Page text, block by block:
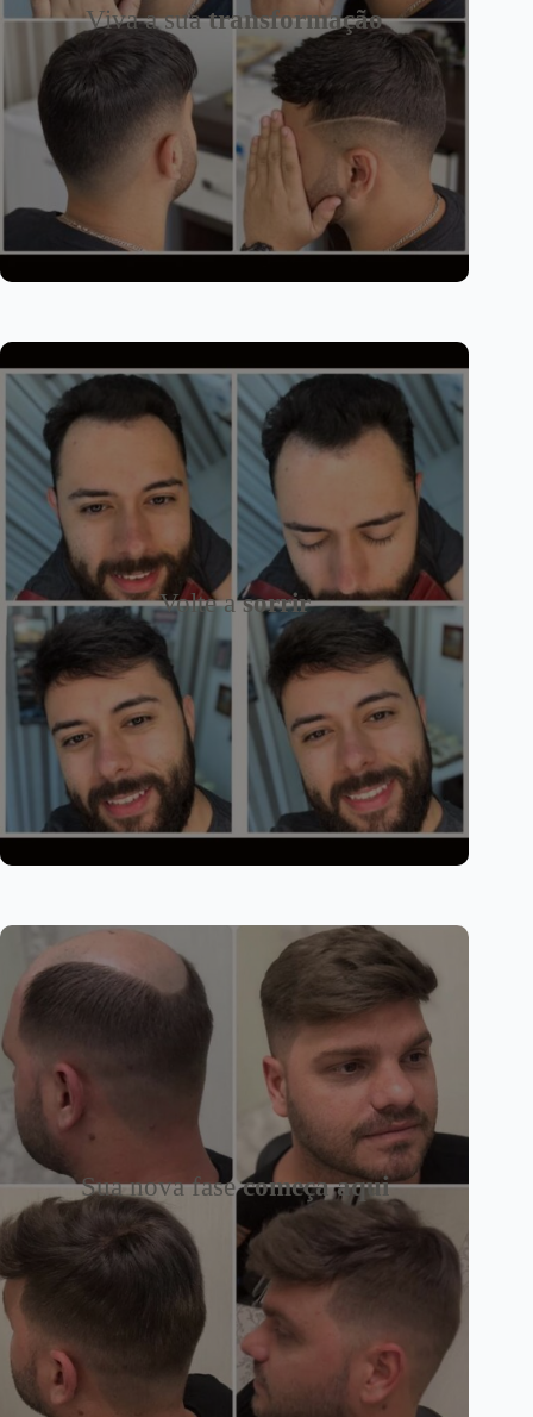
Viva a suatransformação
Volte asorrir
Sua nova fasecomeça aqui